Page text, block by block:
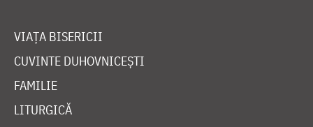
VIAȚA BISERICII
CUVINTE DUHOVNICEȘTI
FAMILIE
LITURGICĂ